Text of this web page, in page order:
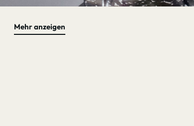
Mehr anzeigen